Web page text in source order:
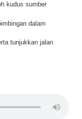
kudus sumber
dalam
tunjukkan jalan